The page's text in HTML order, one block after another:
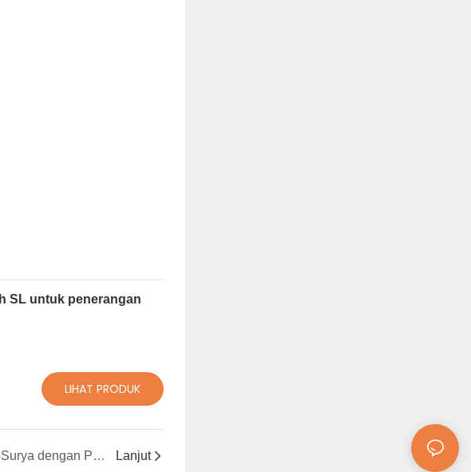
SL untuk penerangan
LIHAT PRODUK
Meningkatkan Efisiensi Tenaga Surya dengan Pembersihan Robot Cerdas Lanjut